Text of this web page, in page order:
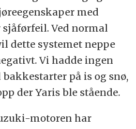
med
Ved normal
dette systemet neppe
Vi hadde ingen
på is og snø,
der Yaris ble stående.
motoren har